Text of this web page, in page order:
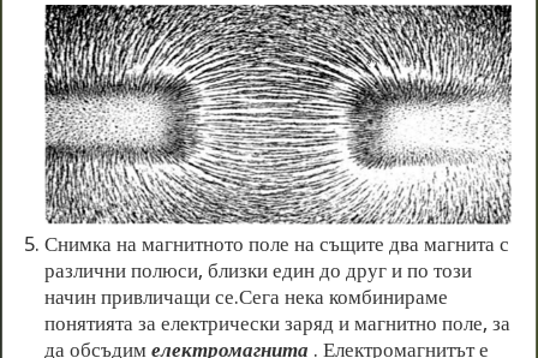
Снимка на магнитното поле на същите два магнита с
различни полюси, близки един до друг и по този
начин привличащи се.Сега нека комбинираме
понятията за електрически заряд и магнитно поле, за
да обсъдимелектромагнита . Електромагнитът е